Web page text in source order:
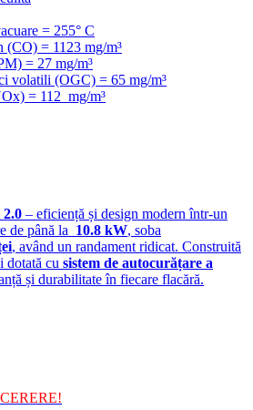
= 255° C
(CO) = 1123 mg/m³
= 27 mg/m³
volatili (OGC) = 65 mg/m³
= 112 mg/m³
– eficiență și design modern într-un
de până la 10.8 kW, soba
, având un randament ridicat. Construită
dotată cu sistem de autocurățare a
și durabilitate în fiecare flacără.